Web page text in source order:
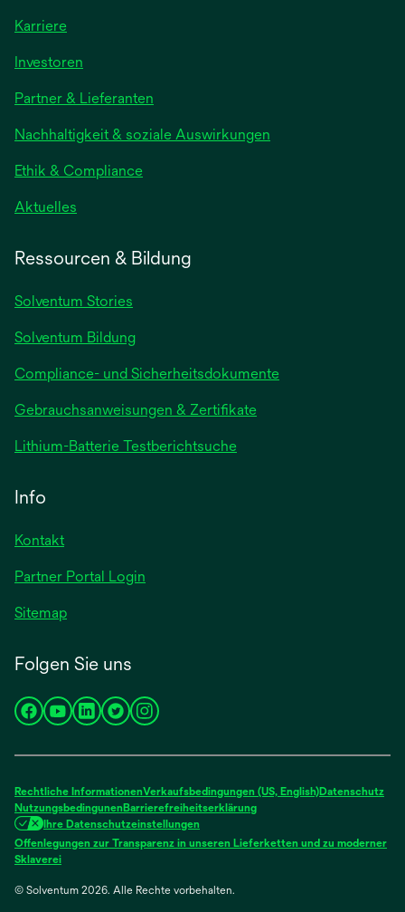
Karriere
Investoren
einer
neuen
Registerkarte
geöffnet
Partner & Lieferanten
Nachhaltigkeit & soziale Auswirkungen
Ethik & Compliance
Aktuelles
Registerkarte
Ressourcen & Bildung
Solventum Stories
Solventum Bildung
Compliance- und Sicherheitsdokumente
Gebrauchsanweisungen & Zertifikatewird
Lithium-Batterie Testberichtsuchewird
Info
Kontakt
Partner Portal Login
Sitemap
Folgen Sie uns
wird
neuen
Registerkarte
geöffnet
wird
neuen
Registerkarte
geöffnet
wird
neuen
Registerkarte
geöffnet
wird
neuen
Registerkarte
geöffnet
wird
neuen
Registerkarte
geöffnet
Rechtliche InformationenVerkaufsbedingungen (US, English)Datenschutz
NutzungsbedingunenBarrierefreiheitserklärung
Ihre Datenschutzeinstellungen
Offenlegungen zur Transparenz in unseren Lieferketten und zu moderner
Sklavereiwird
einer
© Solventum 2026. Alle Rechte vorbehalten.